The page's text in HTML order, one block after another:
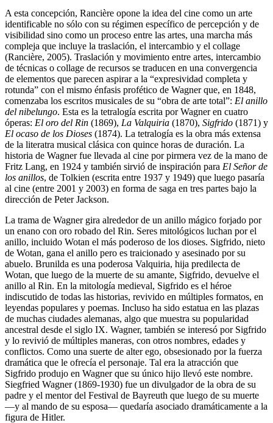
A esta concepción, Rancière opone la idea del cine como un arte
identificable no sólo con su régimen específico de percepción y de
visibilidad sino como un proceso entre las artes, una marcha más
compleja que incluye la traslación, el intercambio y el collage
(Rancière, 2005). Traslación y movimiento entre artes, intercambio
de técnicas o collage de recursos se traducen en una convergencia
de elementos que parecen aspirar a la “expresividad completa y
rotunda” con el mismo énfasis profético de Wagner que, en 1848,
comenzaba los escritos musicales de su “obra de arte total”: El anillo
del nibelungo. Esta es la tetralogía escrita por Wagner en cuatro
óperas: El oro del Rin (1869), La Valquiria (1870), Sigfrido (1871) y
El ocaso de los Dioses (1874). La tetralogía es la obra más extensa
de la literatra musical clásica con quince horas de duración. La
historia de Wagner fue llevada al cine por pirmera vez de la mano de
Fritz Lang, en 1924 y también sirvió de inspiración para El Señor de
los anillos, de Tolkien (escrita entre 1937 y 1949) que luego pasaría
al cine (entre 2001 y 2003) en forma de saga en tres partes bajo la
dirección de Peter Jackson.
La trama de Wagner gira alrededor de un anillo mágico forjado por
un enano con oro robado del Rin. Seres mitológicos luchan por el
anillo, incluido Wotan el más poderoso de los dioses. Sigfrido, nieto
de Wotan, gana el anillo pero es traicionado y asesinado por su
abuelo. Brunilda es una poderosa Valquiria, hija predilecta de
Wotan, que luego de la muerte de su amante, Sigfrido, devuelve el
anillo al Rin. En la mitología medieval, Sigfrido es el héroe
indiscutido de todas las historias, revivido en múltiples formatos, en
leyendas populares y poemas. Incluso ha sido estatua en las plazas
de muchas ciudades alemanas, algo que muestra su popularidad
ancestral desde el siglo IX. Wagner, también se interesó por Sigfrido
y lo revivió de múltiples maneras, con otros nombres, edades y
conflictos. Como una suerte de alter ego, obsesionado por la fuerza
dramática que le ofrecía el personaje. Tal era la atracción que
Sigfrido produjo en Wagner que su único hijo llevó este nombre.
Siegfried Wagner (1869-1930) fue un divulgador de la obra de su
padre y el mentor del Festival de Bayreuth que luego de su muerte
—y al mando de su esposa— quedaría asociado dramáticamente a la
figura de Hitler.